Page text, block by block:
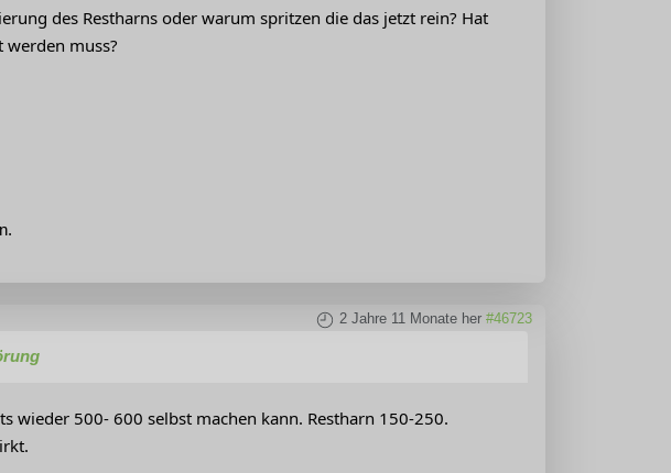
des Restharns oder warum spritzen die das jetzt rein? Hat
muss?
2 Jahre 11 Monate her #46723
wieder 500- 600 selbst machen kann. Restharn 150-250.